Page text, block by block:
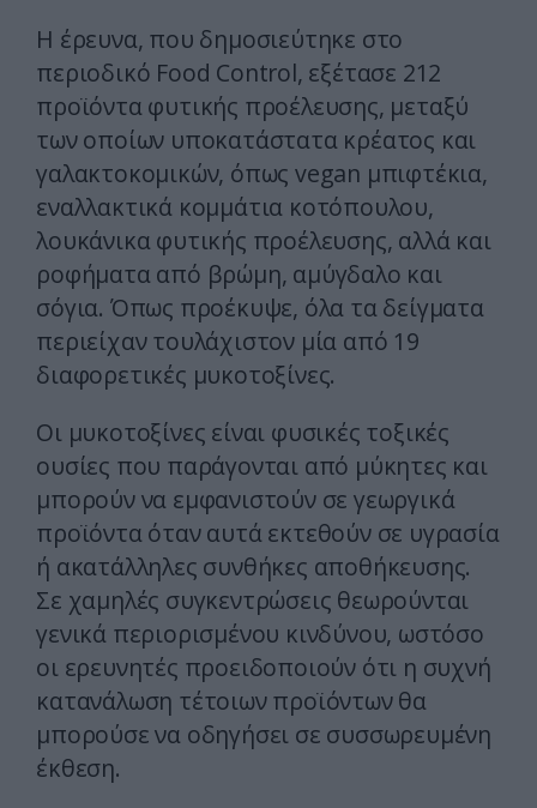
Η έρευνα, που δημοσιεύτηκε στο
περιοδικό Food Control, εξέτασε 212
προϊόντα φυτικής προέλευσης, μεταξύ
των οποίων υποκατάστατα κρέατος και
γαλακτοκομικών, όπως vegan μπιφτέκια,
εναλλακτικά κομμάτια κοτόπουλου,
λουκάνικα φυτικής προέλευσης, αλλά και
ροφήματα από βρώμη, αμύγδαλο και
σόγια. Όπως προέκυψε, όλα τα δείγματα
περιείχαν τουλάχιστον μία από 19
διαφορετικές μυκοτοξίνες.
Οι μυκοτοξίνες είναι φυσικές τοξικές
ουσίες που παράγονται από μύκητες και
μπορούν να εμφανιστούν σε γεωργικά
προϊόντα όταν αυτά εκτεθούν σε υγρασία
ή ακατάλληλες συνθήκες αποθήκευσης.
Σε χαμηλές συγκεντρώσεις θεωρούνται
γενικά περιορισμένου κινδύνου, ωστόσο
οι ερευνητές προειδοποιούν ότι η συχνή
κατανάλωση τέτοιων προϊόντων θα
μπορούσε να οδηγήσει σε συσσωρευμένη
έκθεση.